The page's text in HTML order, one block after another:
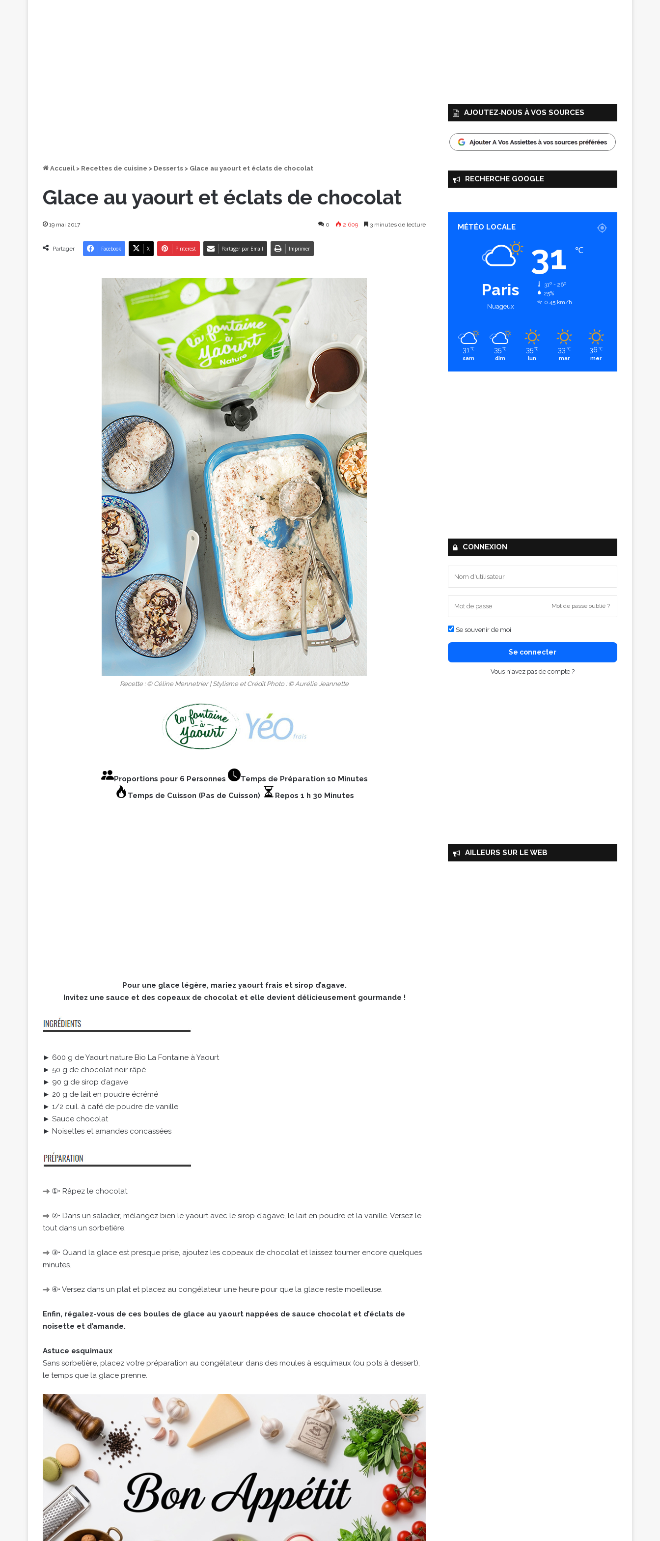
Accueil > Recettes de cuisine > Desserts > Glace au yaourt et éclats de chocolat
Glace au yaourt et éclats de chocolat
19 mai 2017 0 2 609 3 minutes de lecture
Partager Facebook X Pinterest Partager par Email Imprimer
Recette : © Céline Mennetrier | Stylisme et Crédit Photo : © Aurélie Jeannette
Proportions pour 6 Personnes
Temps de Préparation 10 Minutes
Temps de Cuisson (Pas de Cuisson)
Repos 1 h 30 Minutes
Pour une glace légère, mariez yaourt frais et sirop d’agave.
Invitez une sauce et des copeaux de chocolat et elle devient délicieusement gourmande !
► 600 g de Yaourt nature Bio La Fontaine à Yaourt
► 50 g de chocolat noir râpé
► 90 g de sirop d’agave
► 20 g de lait en poudre écrémé
► 1/2 cuil. à café de poudre de vanille
► Sauce chocolat
► Noisettes et amandes concassées
①• Râpez le chocolat.
②• Dans un saladier, mélangez bien le yaourt avec le sirop d’agave, le lait en poudre et la vanille. Versez le
tout dans un sorbetière.
③• Quand la glace est presque prise, ajoutez les copeaux de chocolat et laissez tourner encore quelques
minutes.
④• Versez dans un plat et placez au congélateur une heure pour que la glace reste moelleuse.
Enfin, régalez-vous de ces boules de glace au yaourt nappées de sauce chocolat et d’éclats de
noisette et d’amande.
Astuce esquimaux
Sans sorbetière, placez votre préparation au congélateur dans des moules à esquimaux (ou pots à dessert),
le temps que la glace prenne.
AJOUTEZ‑NOUS À VOS SOURCES
RECHERCHE GOOGLE
MÉTÉO LOCALE
Paris
Nuageux
31 ℃
31º - 26º
25%
0.45 km/h
31 ℃
sam
35 ℃
dim
35 ℃
lun
33 ℃
mar
36 ℃
mer
CONNEXION
Mot de passe oublié ?
Se souvenir de moi
Se connecter
Vous n'avez pas de compte ?
AILLEURS SUR LE WEB